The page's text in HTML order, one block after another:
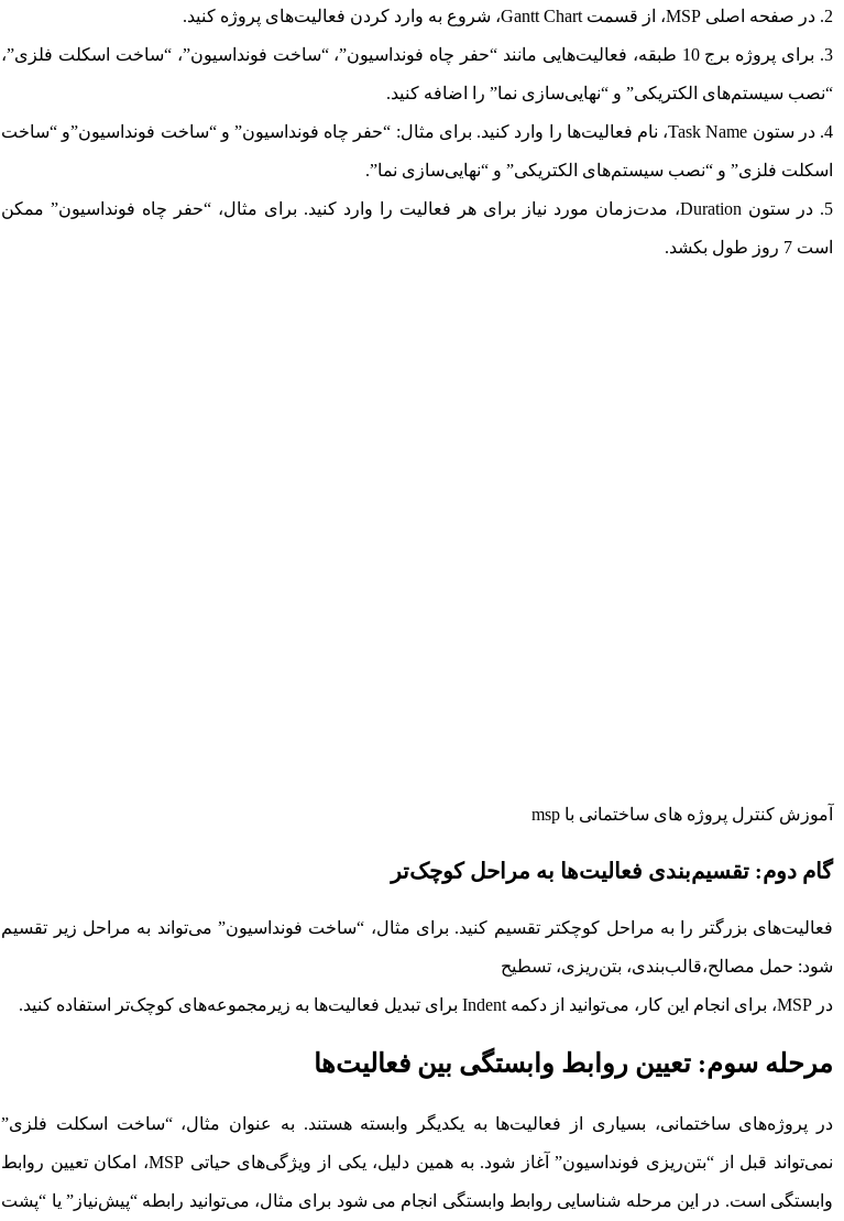
در صفحه اصلی MSP، از قسمت Gantt Chart، شروع به وارد کردن فعالیت‌های پروژه کنید.
برای پروژه برج 10 طبقه، فعالیت‌هایی مانند “حفر چاه فونداسیون”، “ساخت فونداسیون”، “ساخت اسکلت فلزی”،
“نصب سیستم‌های الکتریکی” و “نهایی‌سازی نما” را اضافه کنید.
در ستون Task Name، نام فعالیت‌ها را وارد کنید. برای مثال: “حفر چاه فونداسیون” و “ساخت فونداسیون”و “ساخت
اسکلت فلزی” و “نصب سیستم‌های الکتریکی” و “نهایی‌سازی نما”.
در ستون Duration، مدت‌زمان مورد نیاز برای هر فعالیت را وارد کنید. برای مثال، “حفر چاه فونداسیون” ممکن
است 7 روز طول بکشد.
آموزش کنترل پروژه های ساختمانی با msp
گام دوم: تقسیم‌بندی فعالیت‌ها به مراحل کوچک‌تر
فعالیت‌های بزرگتر را به مراحل کوچکتر تقسیم کنید. برای مثال، “ساخت فونداسیون” می‌تواند به مراحل زیر تقسیم
شود: حمل مصالح،قالب‌بندی، بتن‌ریزی، تسطیح
در MSP، برای انجام این کار، می‌توانید از دکمه Indent برای تبدیل فعالیت‌ها به زیرمجموعه‌های کوچک‌تر استفاده کنید.
مرحله سوم: تعیین روابط وابستگی بین فعالیت‌ها
در پروژه‌های ساختمانی، بسیاری از فعالیت‌ها به یکدیگر وابسته هستند. به عنوان مثال، “ساخت اسکلت فلزی”
نمی‌تواند قبل از “بتن‌ریزی فونداسیون” آغاز شود. به همین دلیل، یکی از ویژگی‌های حیاتی MSP، امکان تعیین روابط
وابستگی است. در این مرحله شناسایی روابط وابستگی انجام می شود برای مثال، می‌توانید رابطه “پیش‌نیاز” یا “پشت